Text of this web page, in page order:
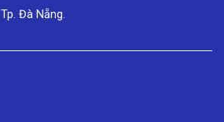
Đà Nẵng.